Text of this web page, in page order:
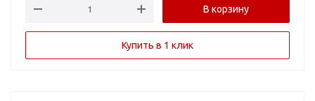
В корзину
Купить в 1 клик